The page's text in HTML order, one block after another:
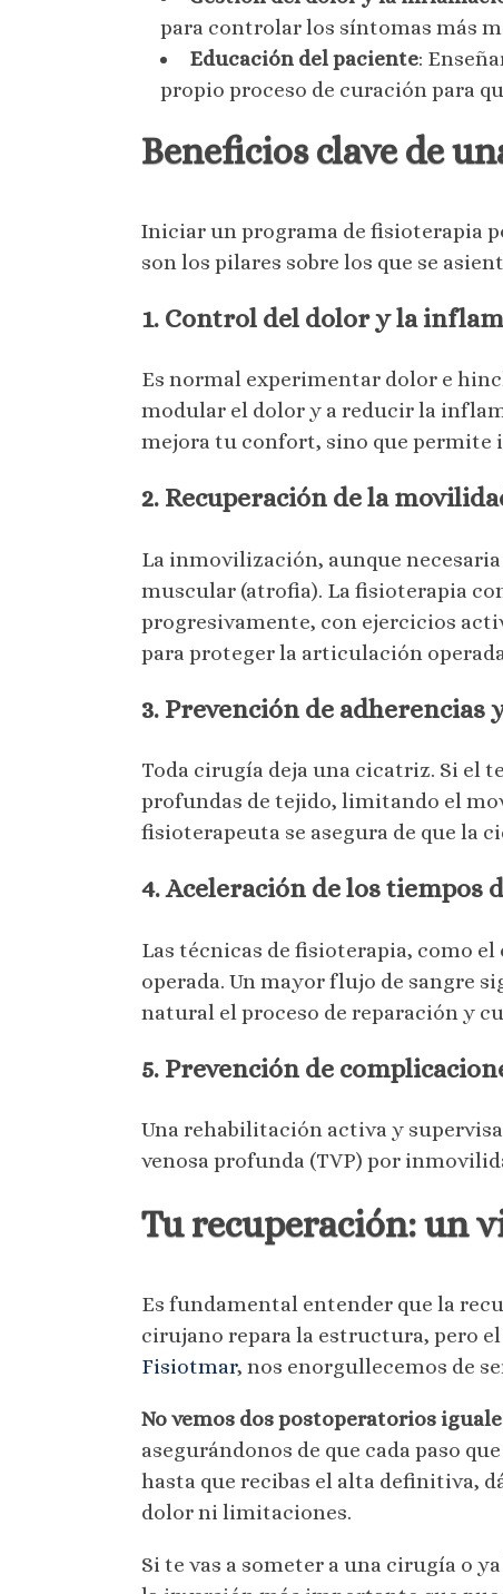
para controlar los síntomas más
Educación del paciente:
propio proceso de curación para
Beneficios clave de
Iniciar un programa de fisioterapia
son los pilares sobre los que se
1. Control del dolor y la
Es normal experimentar dolor e
modular el dolor y a reducir la
mejora tu confort, sino que
2. Recuperación de la
La inmovilización, aunque
muscular (atrofia). La fisioterapia
progresivamente, con ejercicios
para proteger la articulación
3. Prevención de
Toda cirugía deja una cicatriz. Si el
profundas de tejido, limitando el
fisioterapeuta se asegura de que la
4. Aceleración de los tiempos
Las técnicas de fisioterapia, como
operada. Un mayor flujo de sangre
natural el proceso de reparación y
5. Prevención de
Una rehabilitación activa y
venosa profunda (TVP) por
Tu recuperación: un
Es fundamental entender que la
cirujano repara la estructura, pero
Fisiotmar, nos enorgullecemos de
No vemos dos postoperatorios
asegurándonos de que cada paso
hasta que recibas el alta definitiva,
dolor ni limitaciones.
Si te vas a someter a una cirugía o